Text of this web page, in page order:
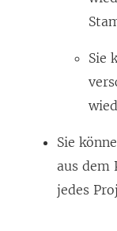
Sie
Sie
aus dem
jedes